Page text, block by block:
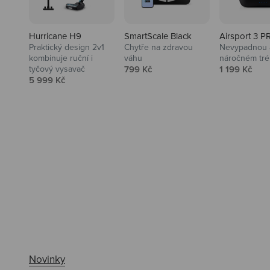
Hurricane H9
Praktický design 2v1
kombinuje ruční i
tyčový vysavač
Prodejní cena
5 999 Kč
SmartScale Black
Chytře na zdravou
váhu
Prodejní cena
799 Kč
Airsport 3
Nevypadnou
náročném
Prodejní cena
1 199 Kč